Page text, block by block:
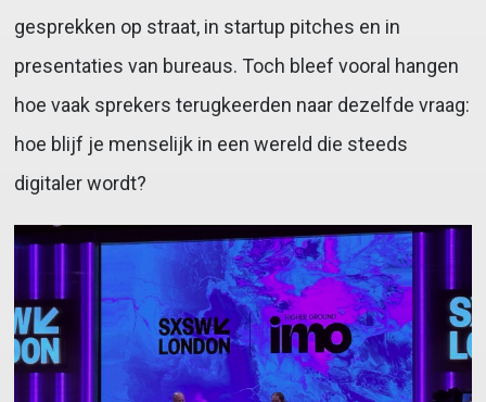
gesprekken op straat, in startup pitches en in
presentaties van bureaus. Toch bleef vooral hangen
hoe vaak sprekers terugkeerden naar dezelfde vraag:
hoe blijf je menselijk in een wereld die steeds
digitaler wordt?